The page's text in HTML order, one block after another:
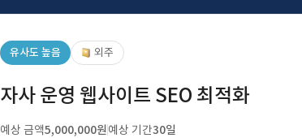
유사도 높음 외주
자사 운영 웹사이트 SEO 최적화
예상 금액5,000,000원예상 기간30일